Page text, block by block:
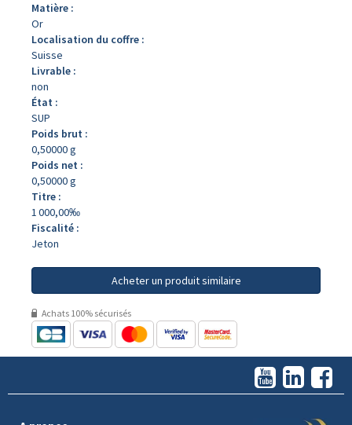
Matière :
Or
Localisation du coffre :
Suisse
Livrable :
non
État :
SUP
Poids brut :
0,50000 g
Poids net :
0,50000 g
Titre :
1 000,00‰
Fiscalité :
Jeton
Acheter un produit similaire
Achats 100% sécurisés